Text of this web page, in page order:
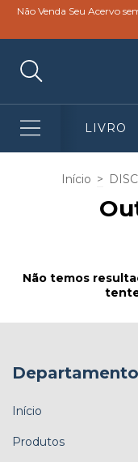
Não Venda Seu Acervo
LIVRO
Início >
Não temos
Início
Produtos